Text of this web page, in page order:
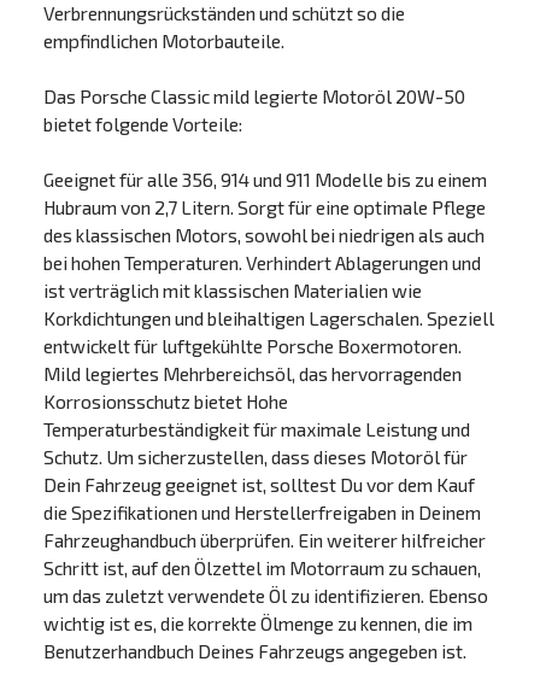
Verbrennungsrückständen und schützt so die
empfindlichen Motorbauteile.
Das Porsche Classic mild legierte Motoröl 20W-50
bietet folgende Vorteile:
Geeignet für alle 356, 914 und 911 Modelle bis zu einem
Hubraum von 2,7 Litern. Sorgt für eine optimale Pflege
des klassischen Motors, sowohl bei niedrigen als auch
bei hohen Temperaturen. Verhindert Ablagerungen und
ist verträglich mit klassischen Materialien wie
Korkdichtungen und bleihaltigen Lagerschalen. Speziell
entwickelt für luftgekühlte Porsche Boxermotoren.
Mild legiertes Mehrbereichsöl, das hervorragenden
Korrosionsschutz bietet Hohe
Temperaturbeständigkeit für maximale Leistung und
Schutz. Um sicherzustellen, dass dieses Motoröl für
Dein Fahrzeug geeignet ist, solltest Du vor dem Kauf
die Spezifikationen und Herstellerfreigaben in Deinem
Fahrzeughandbuch überprüfen. Ein weiterer hilfreicher
Schritt ist, auf den Ölzettel im Motorraum zu schauen,
um das zuletzt verwendete Öl zu identifizieren. Ebenso
wichtig ist es, die korrekte Ölmenge zu kennen, die im
Benutzerhandbuch Deines Fahrzeugs angegeben ist.